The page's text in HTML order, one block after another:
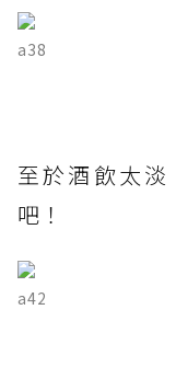
a38
至於酒飲太
吧！
a42